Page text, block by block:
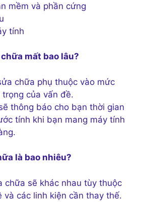
mềm và phần cứng
tính
mất bao lâu?
chữa phụ thuộc vào mức
của vấn đề.
thông báo cho bạn thời gian
tính khi bạn mang máy tính
là bao nhiêu?
chữa sẽ khác nhau tùy thuộc
và các linh kiện cần thay thế.